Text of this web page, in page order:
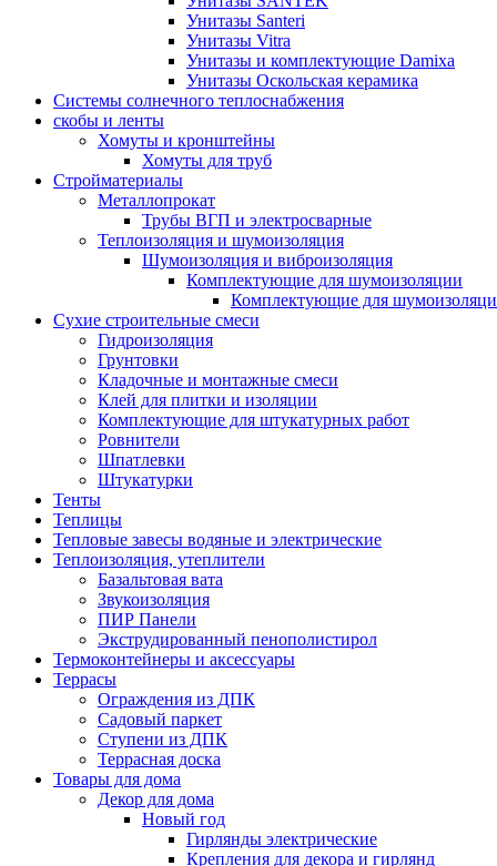
Унитазы Santeri
Унитазы Vitra
Унитазы и комплектующие Damixa
Унитазы Оскольская керамика
Системы солнечного теплоснабжения
скобы и ленты
Хомуты и кронштейны
Хомуты для труб
Стройматериалы
Металлопрокат
Трубы ВГП и электросварные
Теплоизоляция и шумоизоляция
Шумоизоляция и виброизоляция
Комплектующие для шумоизоляции
Комплектующие для
Сухие строительные смеси
Гидроизоляция
Грунтовки
Кладочные и монтажные смеси
Клей для плитки и изоляции
Комплектующие для штукатурных работ
Ровнители
Шпатлевки
Штукатурки
Тенты
Теплицы
Тепловые завесы водяные и электрические
Теплоизоляция, утеплители
Базальтовая вата
Звукоизоляция
ПИР Панели
Экструдированный пенополистирол
Термоконтейнеры и аксессуары
Террасы
Ограждения из ДПК
Садовый паркет
Ступени из ДПК
Террасная доска
Товары для дома
Декор для дома
Новый год
Гирлянды электрические
Крепления для декора и гирлянд